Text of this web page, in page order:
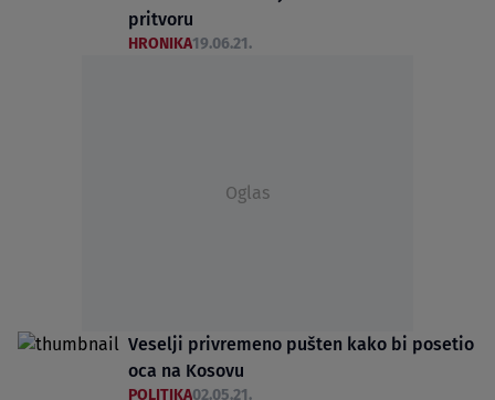
pritvoru
HRONIKA19.06.21.
Oglas
Veselji privremeno pušten kako bi posetio
oca na Kosovu
POLITIKA02.05.21.